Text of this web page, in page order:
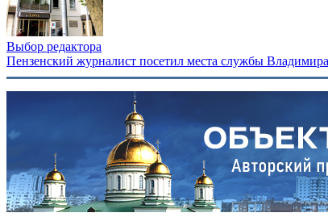
Выбор редактора
Пензенский журналист посетил места службы